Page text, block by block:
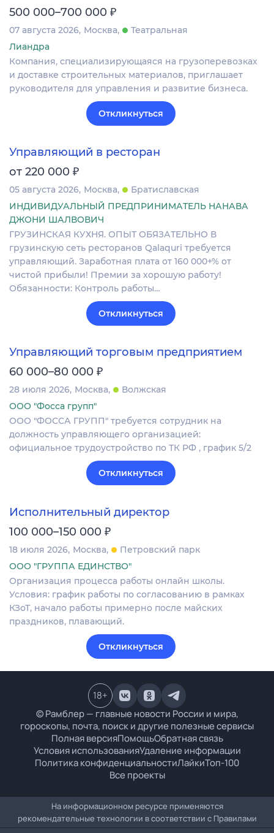
500 000–700 000 ₽
07 августа 2026 Москва
Театральная
Лиандра
Компания, специализирующаяся на грузоперевозках
и доставке строительных материалов, приглашает
руководителя для управления и развитие бизнеса.
Откликнуться
Управляющий в ресторан
от 220 000 ₽
05 августа 2026 Москва
Братиславская
ИНДИВИДУАЛЬНЫЙ ПРЕДПРИНИМАТЕЛЬ НАНАВА
ДЖОНИ ШАЛВОВИЧ
ГРУЗИНСКАЯ КУХНЯ. ОПЫТ ОБЯЗАТЕЛЬНО В
грузинскую сеть ресторанов Qalaquri требуется
управляющий. Заработная плата от 160 000+% от
чистой прибыли! Премии за хорошую работу!
Обязанности: Контроль работы…
Откликнуться
Управляющий торговым предприятием
60 000–80 000 ₽
28 июля 2026 Москва
Волжская
ООО "Фосса групп"
ООО "ФОССА ГРУПП" требуется сотрудник на
должность управляющего организацией:
официальное трудоустройство по ТК РФ , график 5/2
Откликнуться
Исполнительный директор
100 000–150 000 ₽
18 июля 2026 Москва
Петровский парк
ООО "ГРУППА ЕДИНСТВО"
Организация процесса работы онлайн школы.
Условия: график работы по согласованию в рамках
КЗоТ, начало работы примерно после майских
праздников, плавающий.
Откликнуться
© Рамблер — главные новости России и мира,
гороскопы, почта, поиск и другие полезные сервисы
Полная версияПомощьОбратная связь
Условия использованияУдаление информации
Политика конфиденциальностиЛайкиТоп-100
Все проекты
18+
На информационном ресурсе применяются
рекомендательные технологии в соответствии с Правилами